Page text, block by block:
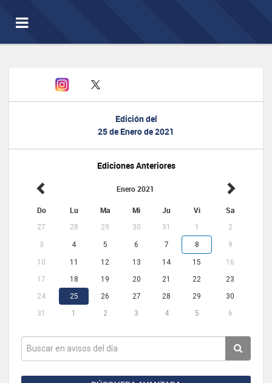
Toggle
navigation
Edición del
25 de Enero de 2021
Ediciones Anteriores
Enero 2021
Do Lu Ma Mi Ju Vi Sa
27 28 29 30 31 1 2
3 4 5 6 7 8 9
10 11 12 13 14 15
16
17
18 19 20 21 22
23
24
25 26 27 28 29
30
31
1 2 3 4 5 6